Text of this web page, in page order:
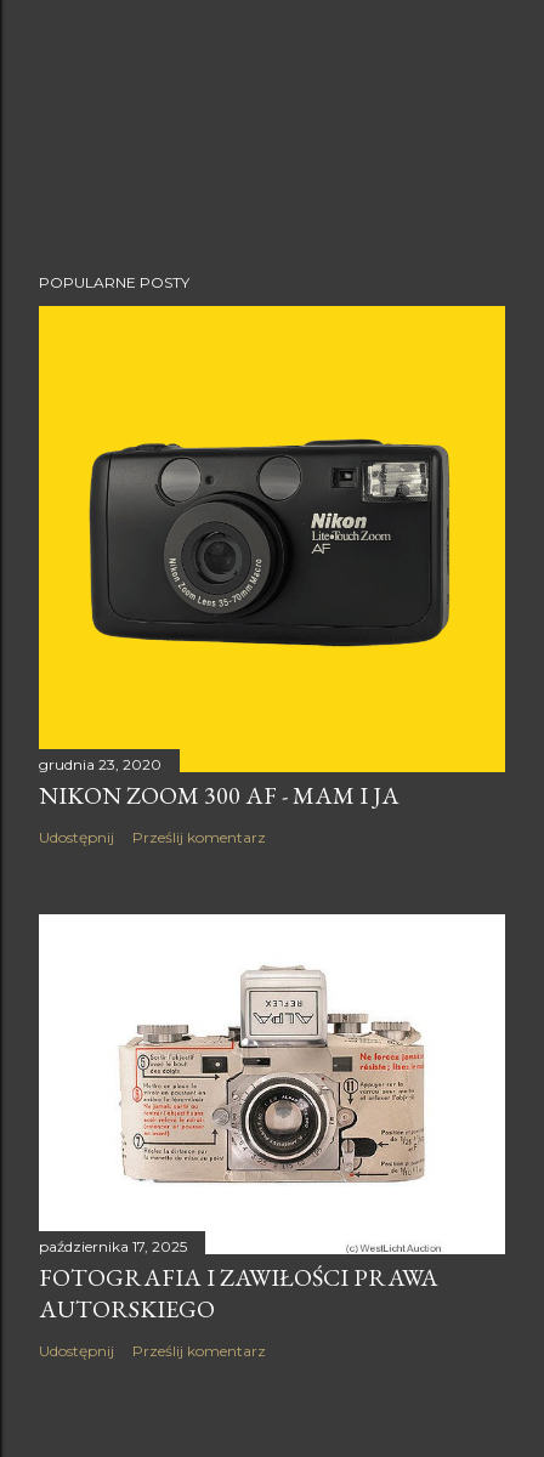
POPULARNE POSTY
grudnia 23, 2020
NIKON ZOOM 300 AF - MAM I JA
Udostępnij Prześlij komentarz
października 17, 2025
FOTOGRAFIA I ZAWIŁOŚCI PRAWA
AUTORSKIEGO
Udostępnij Prześlij komentarz